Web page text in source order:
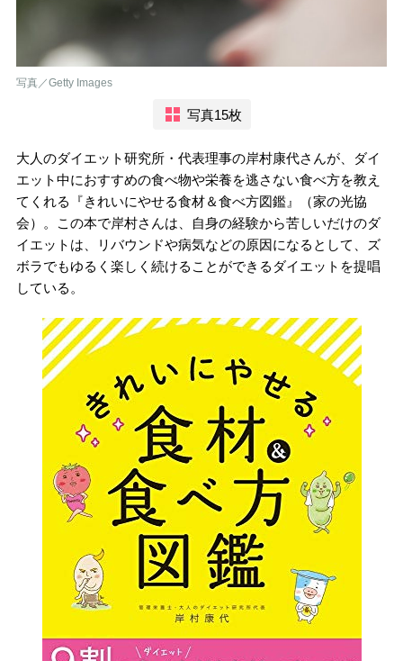
写真／Getty Images
写真15枚
大人のダイエット研究所・代表理事の岸村康代さんが、ダイ
エット中におすすめの食べ物や栄養を逃さない食べ方を教え
てくれる『きれいにやせる食材＆食べ方図鑑』（家の光協
会）。この本で岸村さんは、自身の経験から苦しいだけのダ
イエットは、リバウンドや病気などの原因になるとして、ズ
ボラでもゆるく楽しく続けることができるダイエットを提唱
している。